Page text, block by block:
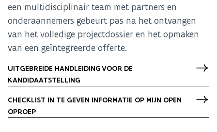
een multidisciplinair team met partners en
onderaannemers gebeurt pas na het ontvangen
van het volledige projectdossier en het opmaken
van een geïntegreerde offerte.
UITGEBREIDE HANDLEIDING VOOR DE
KANDIDAATSTELLING
CHECKLIST IN TE GEVEN INFORMATIE OP MIJN OPEN
OPROEP